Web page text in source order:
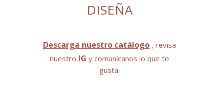
DISEÑA
Descarga nuestro catálogo, revisa
nuestro IG y comunícanos lo que te
gusta.